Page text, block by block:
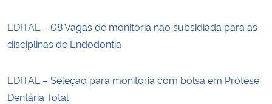
EDITAL – 08 Vagas de monitoria não subsidiada para as
disciplinas de Endodontia
EDITAL – Seleção para monitoria com bolsa em Prótese
Dentária Total